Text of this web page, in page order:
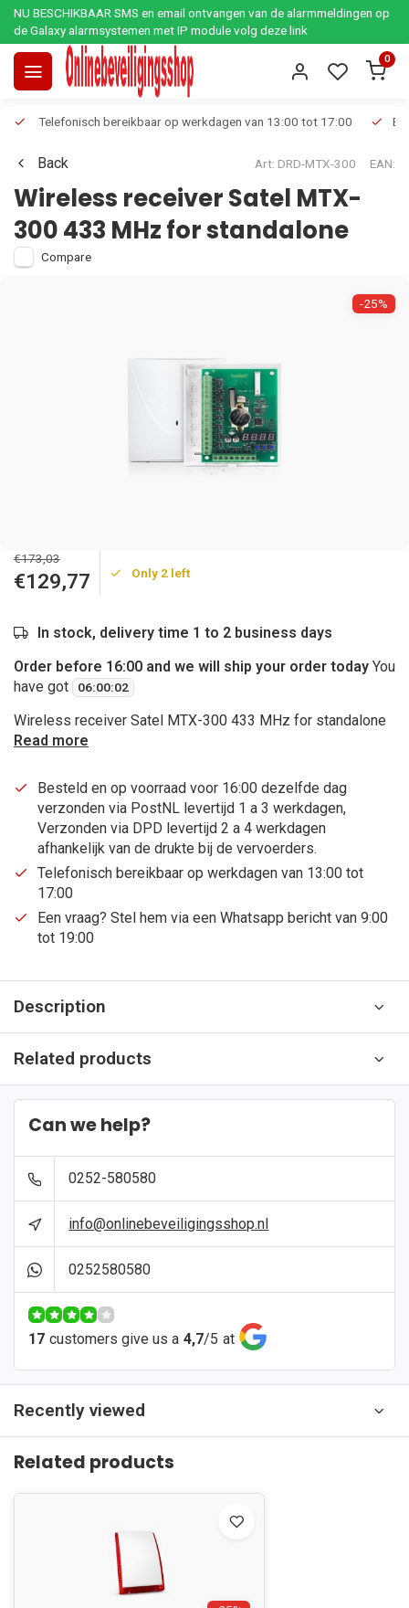
NU BESCHIKBAAR SMS en email ontvangen van de alarmmeldingen op
de Galaxy alarmsystemen met IP module volg deze link
0
Telefonisch bereikbaar op werkdagen van 13:00 tot 17:00
Back Art: DRD-MTX-300 EAN:
Wireless receiver Satel MTX-
300 433 MHz for standalone
Compare
-25%
€173,03
€129,77 Only 2 left
In stock, delivery time 1 to 2 business days
Order before 16:00 and we will ship your order today You
have got
06:00:01
Wireless receiver Satel MTX-300 433 MHz for standalone
Read more
Besteld en op voorraad voor 16:00 dezelfde dag
verzonden via PostNL levertijd 1 a 3 werkdagen,
Verzonden via DPD levertijd 2 a 4 werkdagen
afhankelijk van de drukte bij de vervoerders.
Telefonisch bereikbaar op werkdagen van 13:00 tot
17:00
Een vraag? Stel hem via een Whatsapp bericht van 9:00
tot 19:00
Description
Related products
Can we help?
0252-580580
info@onlinebeveiligingsshop.nl
0252580580
17 customers give us a 4,7/5 at
Recently viewed
Related products